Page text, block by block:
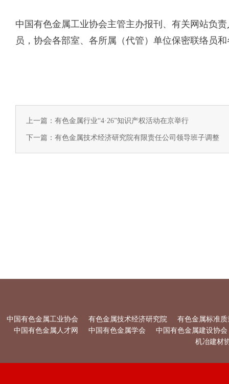
中国有色金属工业协会主管主办报刊、有关网站负
员，协会各部室、各所属（代管）单位保密联络员
上一篇：有色金属行业“4·26”知识产权活动在京举行
下一篇：有色金属技术经济研究院有限责任公司领导班子调整
中国有色金属工业协会 有色金属技术经济研究院
有色金属标准
中国有色金属人才网
中国有色金属学会
中国有色金属建设协会
机冶建材